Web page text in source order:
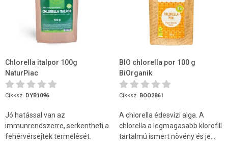
Chlorella italpor 100g
NaturPiac
Cikksz. DYB1096
Jó hatással van az
immunrendszerre, serkentheti a
fehérvérsejtek termelését.
BIO chlorella por 100 g
BiOrganik
Cikksz. BOO2861
A chlorella édesvízi alga. A
chlorella a legmagasabb klorofill
tartalmú ismert növény és je...